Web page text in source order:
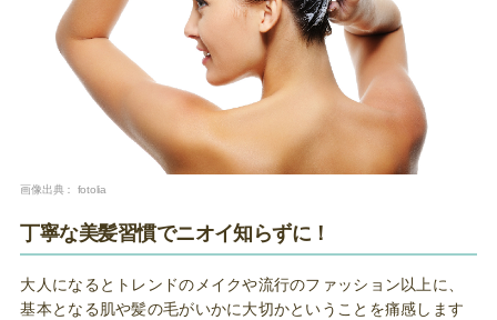
画像出典： fotolia
丁寧な美髪習慣でニオイ知らずに！
大人になるとトレンドのメイクや流行のファッション以上に、
基本となる肌や髪の毛がいかに大切かということを痛感します